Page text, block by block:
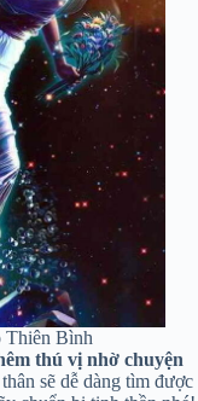
Thiên Bình
thú vị nhờ chuyện
sẽ dễ dàng tìm được